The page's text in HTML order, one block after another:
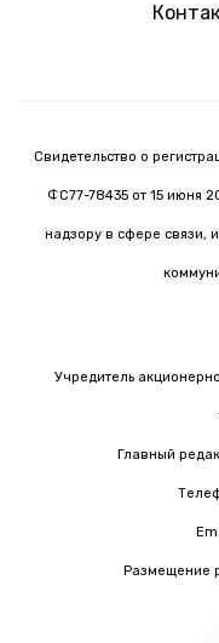
Свидетельство о
ФС77-78435 от 15 июня
надзору в сфере связи,
Учредитель
Главный
Размещение